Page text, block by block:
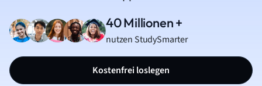
40 Millionen +
nutzen StudySmarter
Kostenfrei loslegen